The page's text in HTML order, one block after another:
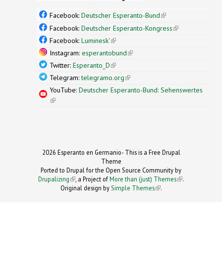
Facebook: Deutscher Esperanto-Bund(link is
external)
Facebook: Deutscher Esperanto-Kongress(link is
Facebook: Luminesk'(link is external)
Instagram: esperantobund(link is external)
Twitter: Esperanto_D(link is external)
Telegram:telegramo.org(link is external)
YouTube: Deutscher Esperanto-Bund: Sehenswertes
(link is external)
2026 Esperanto en Germanio- This is a Free Drupal
Theme
Ported to Drupal for the Open Source Community by
Drupalizing(link is external)
, a Project ofMore than (just) Themes (link is
.
Original design bySimple Themes
(link is
.